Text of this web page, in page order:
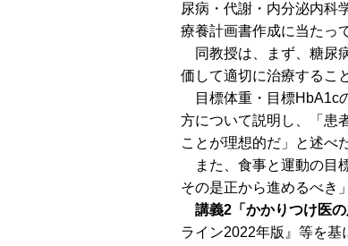
尿病・代謝・内分泌内科
療養計画書作成に当たっ
同教授は、まず、糖尿
価して適切に治療するこ
目標体重・目標HbA1c
方について説明し、「患
ことが理想的だ」と述べ
また、食事と運動の目
その是正から進めるべき
講義2「かかりつけ医の
ライン2022年版』等を基